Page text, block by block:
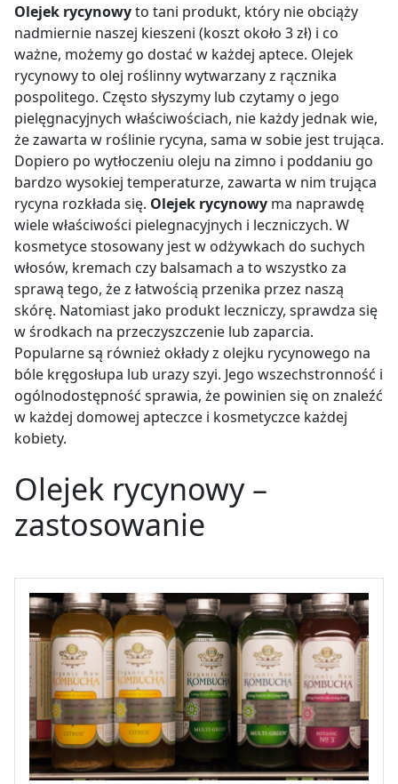
Olejek rycynowyto tani produkt, który nie obciąży
nadmiernie naszej kieszeni (koszt około 3 zł) i co
ważne, możemy go dostać w każdej aptece. Olejek
rycynowy to olej roślinny wytwarzany z rącznika
pospolitego. Często słyszymy lub czytamy o jego
pielęgnacyjnych właściwościach, nie każdy jednak wie,
że zawarta w roślinie rycyna, sama w sobie jest trująca.
Dopiero po wytłoczeniu oleju na zimno i poddaniu go
bardzo wysokiej temperaturze, zawarta w nim trująca
rycyna rozkłada się. Olejek rycynowy ma naprawdę
wiele właściwości pielegnacyjnych i leczniczych. W
kosmetyce stosowany jest w odżywkach do suchych
włosów, kremach czy balsamach a to wszystko za
sprawą tego, że z łatwością przenika przez naszą
skórę. Natomiast jako produkt leczniczy, sprawdza się
w środkach na przeczyszczenie lub zaparcia.
Popularne są również okłady z olejku rycynowego na
bóle kręgosłupa lub urazy szyi. Jego wszechstronność i
ogólnodostępność sprawia, że powinien się on znaleźć
w każdej domowej apteczce i kosmetyczce każdej
kobiety.
Olejek rycynowy –
zastosowanie